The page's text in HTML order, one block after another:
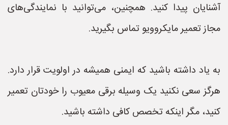
آشنایان پیدا کنید. همچنین، می‌توانید با نمایندگی‌های
مجاز تعمیر مایکروویو تماس بگیرید.
به یاد داشته باشید که ایمنی همیشه در اولویت قرار دارد.
هرگز سعی نکنید یک وسیله برقی معیوب را خودتان تعمیر
کنید، مگر اینکه تخصص کافی داشته باشید.